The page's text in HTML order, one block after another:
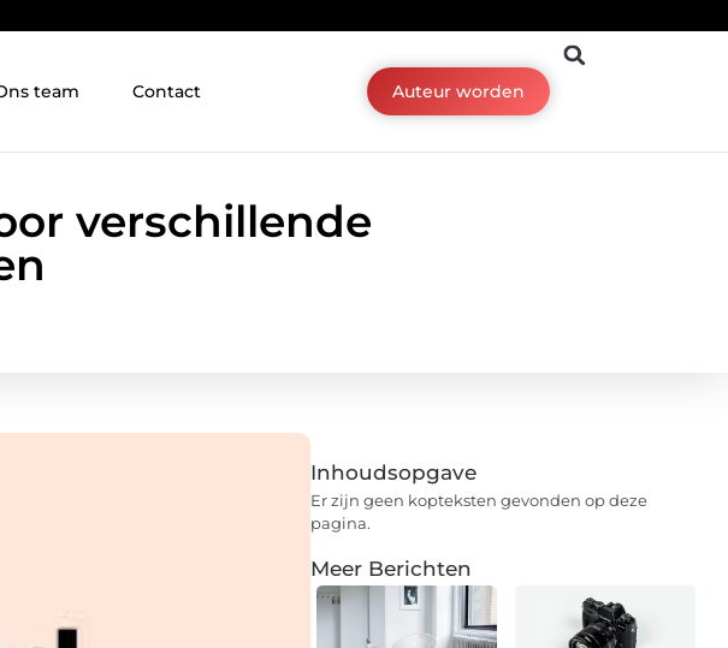
team Contact Auteur worden
verschillende
Inhoudsopgave
Er zijn geen kopteksten gevonden op deze
pagina.
Meer Berichten